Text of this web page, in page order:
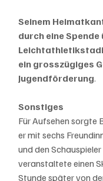
Seinem
durch eine Spende
ein grosszügiges
Jugendförderung.
Sonstiges
Für Aufsehen sorgte
er mit sechs
und den
veranstaltete einen
Stunde später von